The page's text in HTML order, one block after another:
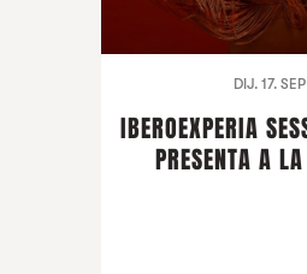
DIJ. 17. SEP
IBEROEXPERIA
PRESENTA A